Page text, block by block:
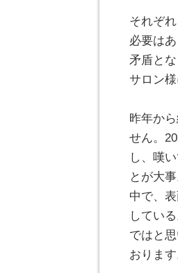
それぞ
必要は
矛盾と
サロン
昨年か
せん。
し、嘆
とが大
中で、
してい
ではと
おります